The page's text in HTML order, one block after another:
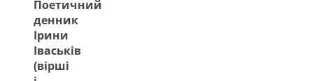
Поетичний
денник
Ірини
Іваськів
(вірші